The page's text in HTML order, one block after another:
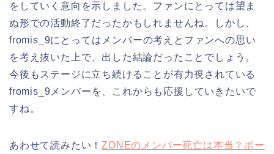
をしていく意向を示しました。ファンにとっては望ま
ぬ形での活動終了だったかもしれませんね。しかし、
fromis_9にとってはメンバーの考えとファンへの思い
を考え抜いた上で、出した結論だったことでしょう。
今後もステージに立ち続けることが有力視されている
fromis_9メンバーを、これからも応援していきたいで
すね。
あわせて読みたい！ZONEのメンバー死亡は本当？ボー